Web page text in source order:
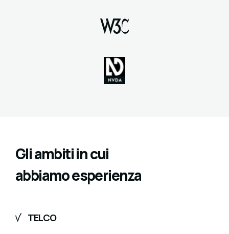
Gli ambiti in cui
abbiamo esperienza
TELCO